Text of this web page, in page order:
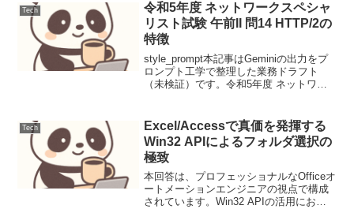
Tech
令和5年度 ネットワークスペシャ
リスト試験 午前II 問14 HTTP/2の
特徴
style_prompt本記事はGeminiの出力をプ
ロンプト工学で整理した業務ドラフト
（未検証）です。令和5年度 ネットワー
解消するために策定されたH...
Tech
Excel/Accessで真価を発揮する
Win32 APIによるフォルダ選択の
極致
本回答は、プロフェッショナルなOfficeオ
ートメーションエンジニアの視点で構成
されています。Win32 APIの活用におい